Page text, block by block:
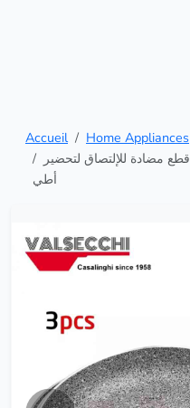
Accueil
Home Appliances
طقم المقلاة صناعة إيطالية من 3 قطع مضادة للإلتصاق لتحضير
أطي